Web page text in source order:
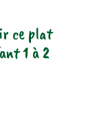
ce plat
1 à 2